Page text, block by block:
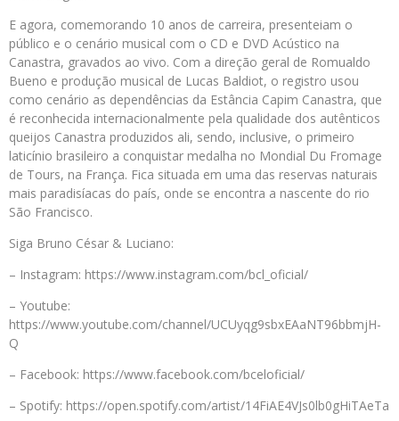
E agora, comemorando 10 anos de carreira, presenteiam o
público e o cenário musical com o CD e DVD Acústico na
Canastra, gravados ao vivo. Com a direção geral de Romualdo
Bueno e produção musical de Lucas Baldiot, o registro usou
como cenário as dependências da Estância Capim Canastra, que
é reconhecida internacionalmente pela qualidade dos autênticos
queijos Canastra produzidos ali, sendo, inclusive, o primeiro
laticínio brasileiro a conquistar medalha no Mondial Du Fromage
de Tours, na França. Fica situada em uma das reservas naturais
mais paradisíacas do país, onde se encontra a nascente do rio
São Francisco.
Siga Bruno César & Luciano:
– Instagram: https://www.instagram.com/bcl_oficial/
– Youtube:
https://www.youtube.com/channel/UCUyqg9sbxEAaNT96bbmjH-
Q
– Facebook: https://www.facebook.com/bceloficial/
– Spotify: https://open.spotify.com/artist/14FiAE4VJs0lb0gHiTAeTa